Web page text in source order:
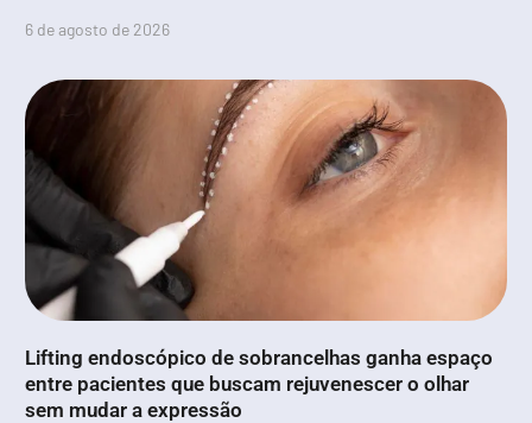
6 de agosto de 2026
Lifting endoscópico de sobrancelhas ganha espaço
entre pacientes que buscam rejuvenescer o olhar
sem mudar a expressão